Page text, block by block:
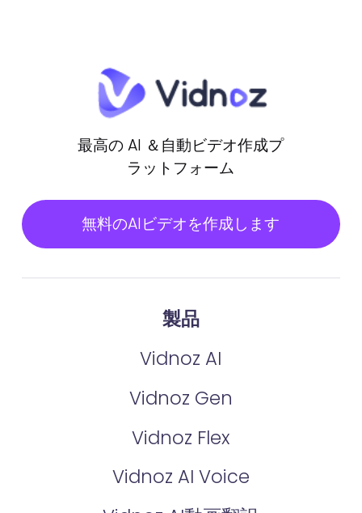
最高の AI ＆自動ビデオ作成プ
ラットフォーム
無料のAIビデオを作成します
製品
Vidnoz AI
Vidnoz Gen
Vidnoz Flex
Vidnoz AI Voice